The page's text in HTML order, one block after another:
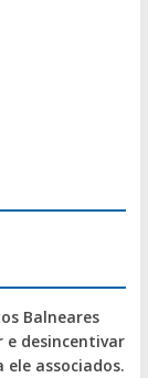
Balneares
e desincentivar
associados.